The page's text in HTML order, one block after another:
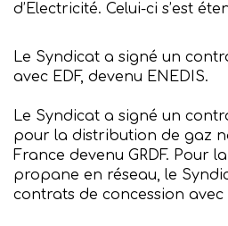
d’Electricité. Celui-ci s’est
Le Syndicat a signé un
avec EDF, devenu ENEDIS.
Le Syndicat a signé un
pour la distribution de gaz
France devenu GRDF. Pour
propane en réseau, le
contrats de concession avec